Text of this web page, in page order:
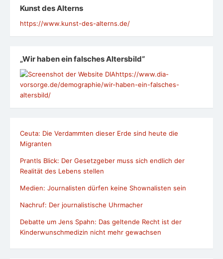
Kunst des Alterns
https://www.kunst-des-alterns.de/
„Wir haben ein falsches Altersbild“
https://www.dia-
vorsorge.de/demographie/wir-haben-ein-falsches-
altersbild/
Ceuta: Die Verdammten dieser Erde sind heute die
Migranten
Prantls Blick: Der Gesetzgeber muss sich endlich der
Realität des Lebens stellen
Medien: Journalisten dürfen keine Shownalisten sein
Nachruf: Der journalistische Uhrmacher
Debatte um Jens Spahn: Das geltende Recht ist der
Kinderwunschmedizin nicht mehr gewachsen